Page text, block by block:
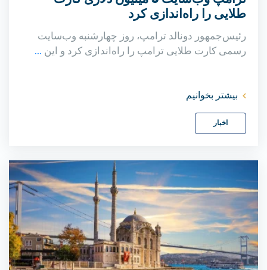
طلایی را راه‌اندازی کرد
رئیس‌جمهور دونالد ترامپ، روز چهارشنبه وب‌سایت
رسمی کارت طلایی ترامپ را راه‌اندازی کرد و این ...
بیشتر بخوانیم
اخبار